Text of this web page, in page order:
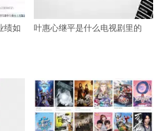
绩如
叶惠心继平是什么电视剧里的